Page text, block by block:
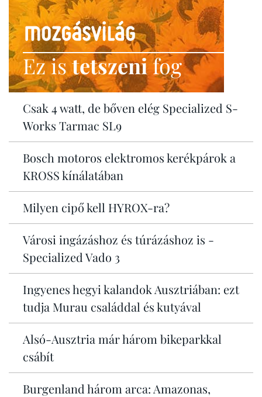
Ez istetszenifog
Csak 4 watt, de bőven elég Specialized S-
Works Tarmac SL9
Bosch motoros elektromos kerékpárok a
KROSS kínálatában
Milyen cipő kell HYROX-ra?
Városi ingázáshoz és túrázáshoz is -
Specialized Vado 3
Ingyenes hegyi kalandok Ausztriában: ezt
tudja Murau családdal és kutyával
Alsó-Ausztria már három bikeparkkal
csábít
Burgenland három arca: Amazonas,